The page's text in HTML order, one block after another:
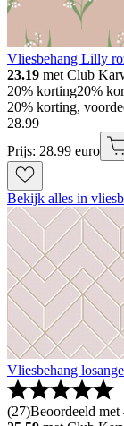
Vliesbehang Lilly
23.19 met Club
20% korting20%
20% korting,
28.99
Prijs: 28.99 euro
Bekijk alles in
Vliesbehang
(27)Beoordeeld